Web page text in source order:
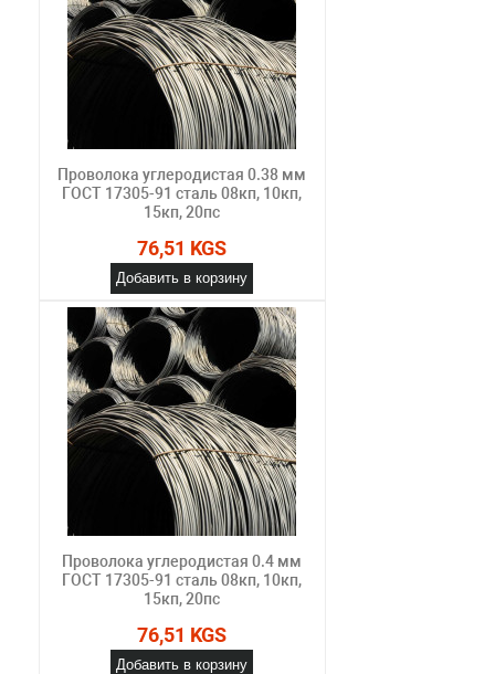
Проволока углеродистая 0.38 мм
ГОСТ 17305-91 сталь 08кп, 10кп,
15кп, 20пс
76,51 KGS
Добавить в корзину
Проволока углеродистая 0.4 мм
ГОСТ 17305-91 сталь 08кп, 10кп,
15кп, 20пс
76,51 KGS
Добавить в корзину